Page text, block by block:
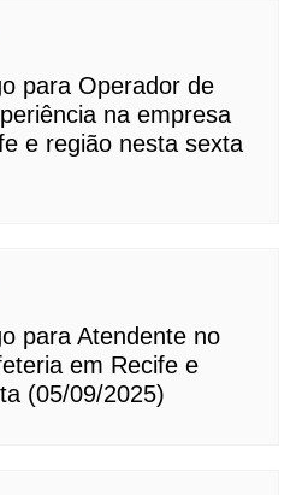
para Operador de
na empresa
e região nesta sexta
para Atendente no
em Recife e
(05/09/2025)